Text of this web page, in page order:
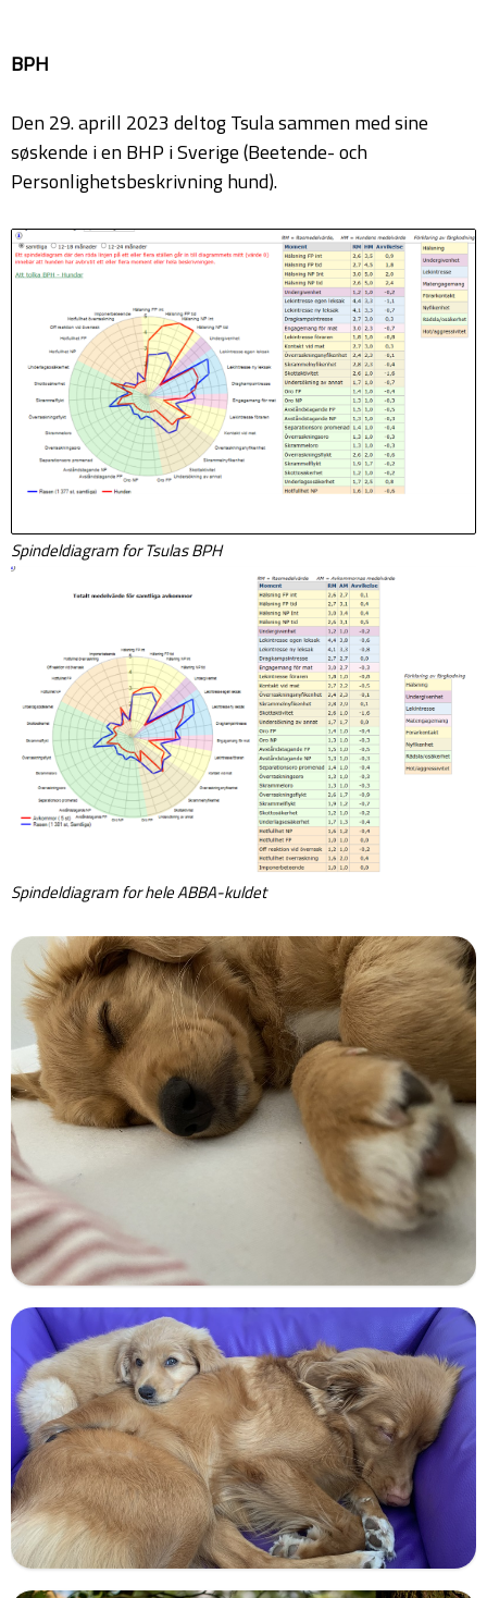
BPH
Den 29. aprill 2023 deltog Tsula sammen med sine
søskende i en BHP i Sverige (Beetende- och
Personlighetsbeskrivning hund).
Spindeldiagram for Tsulas BPH
Spindeldiagram for hele ABBA-kuldet